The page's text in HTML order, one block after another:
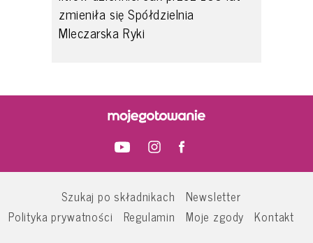
zmieniła się Spółdzielnia
Mleczarska Ryki
Szukaj po składnikach
Newsletter
Polityka prywatności
Regulamin Moje zgody Kontakt